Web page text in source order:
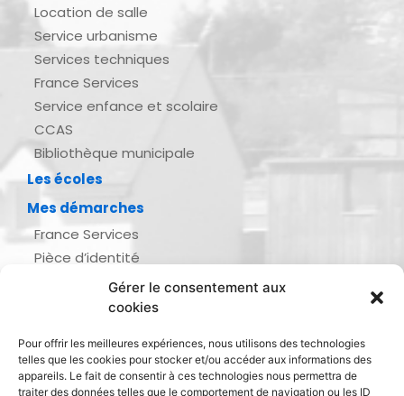
Gérer le consentement aux
cookies
Pour offrir les meilleures expériences, nous utilisons des technologies
telles que les cookies pour stocker et/ou accéder aux informations des
appareils. Le fait de consentir à ces technologies nous permettra de
traiter des données telles que le comportement de navigation ou les ID
Location de salle
Service urbanisme
Services techniques
France Services
Service enfance et scolaire
CCAS
Bibliothèque municipale
Les écoles
Mes démarches
France Services
Pièce d’identité
Demande d’actes d’état civil
Inscription listes électorales
Recensement militaire